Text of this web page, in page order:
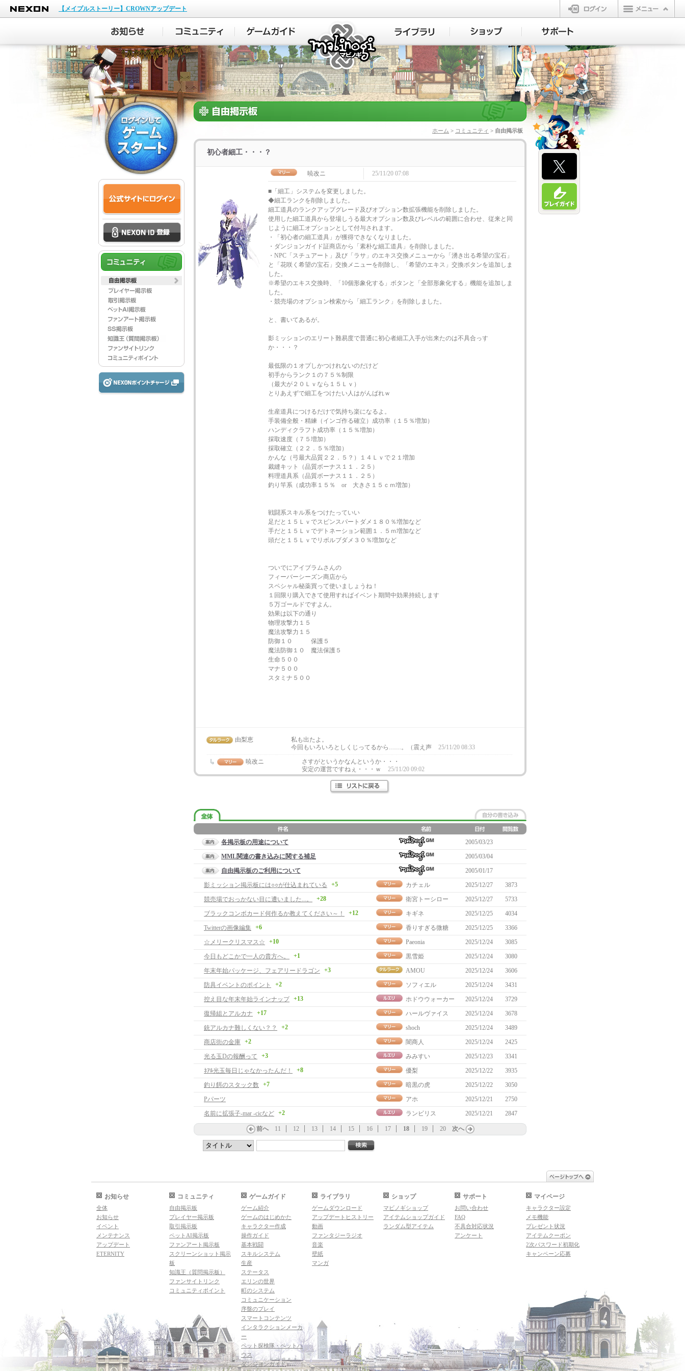
NEXON
【メイプルストーリー】CROWNアップデート
ログイン
マビノギ
ホーム > コミュニティ > 自由掲示板
初心者細工・・・？
暁改ニ 25/11/20 07:08
■「細工」システムを変更しました。
◆細工ランクを削除しました。
細工道具のランクアップグレード及びオプション数拡張機能を削除しました。
使用した細工道具から登場しうる最大オプション数及びレベルの範囲に合わせ、従来と同
じように細工オプションとして付与されます。
・「初心者の細工道具」が獲得できなくなりました。
・ダンジョンガイド証商店から「素朴な細工道具」を削除しました。
・NPC「スチュアート」及び「ラサ」のエキス交換メニューから「湧き出る希望の宝石」
と「花咲く希望の宝石」交換メニューを削除し、「希望のエキス」交換ボタンを追加しま
した。
※希望のエキス交換時、「10個形象化する」ボタンと「全部形象化する」機能を追加しま
した。
・競売場のオプション検索から「細工ランク」を削除しました。
と、書いてあるが。
影ミッションのエリート難易度で普通に初心者細工入手が出来たのは不具合っす
か・・・？
最低限の１オプしかつけれないのだけど
初手からランク１の７５％制限
（最大が２０Ｌｖなら１５Ｌｖ）
とりあえずで細工をつけたい人はがんばれｗ
生産道具につけるだけで気持ち楽になるよ。
手装備全般・精練（インゴ作る確立）成功率（１５％増加）
ハンディクラフト成功率（１５％増加）
採取速度（７５増加）
採取確立（２２．５％増加）
かんな（弓最大品質２２．５？）１４Ｌｖで２１増加
裁縫キット（品質ボーナス１１．２５）
料理道具系（品質ボーナス１１．２５）
釣り竿系（成功率１５％ or 大きさ１５ｃｍ増加）
戦闘系スキル系をつけたっていい
足だと１５Ｌｖでスピンスパートダメ１８０％増加など
手だと１５Ｌｖでデトネーション範囲１．５ｍ増加など
頭だと１５Ｌｖでリボルブダメ３０％増加など
ついでにアイブラムさんの
フィーバーシーズン商店から
スペシャル秘薬買って使いましょうね！
１回限り購入できて使用すればイベント期間中効果持続します
５万ゴールドですよん。
効果は以下の通り
物理攻撃力１５
魔法攻撃力１５
防御１０ 保護５
魔法防御１０ 魔法保護５
生命５００
マナ５００
スタミナ５００
由梨恵
私も出たよ。
今回もいろいろとしくじってるから……。（震え声
25/11/20 08:33
暁改ニ
さすがというかなんというか・・・
安定の運営ですねぇ・・・ｗ
25/11/20 09:02
各掲示板の用途について
2005/03/23
MML関連の書き込みに関する補足
2005/03/04
自由掲示板のご利用について
2005/01/17
影ミッション掲示板には○○が仕込まれている
+5 カチェル 2025/12/27
3873
競売場でおっかない目に遭いました...。
+28 衛宮トーシロー 2025/12/27
5733
ブラックコンボカード何作るか教えてください～！
+12 キギネ 2025/12/25
4034
Twitterの画像編集 +6 香りすぎる微糖 2025/12/25
3366
☆メリークリスマス☆
+10 Paeonia 2025/12/24
3085
今日もどこかで一人の貴方へ。
+1 黒雪姫 2025/12/24
3080
年末年始パッケージ、フェアリードラゴン
+3 AMOU 2025/12/24
3606
防具イベントのポイント
+2 ソフィエル 2025/12/24
3431
控え目な年末年始ラインナップ +13 ホドウウォーカー 2025/12/24
3729
復帰組とアルカナ
+17 ハールヴァイス 2025/12/24
3678
銃アルカナ難しくない？？
+2 shoch 2025/12/24
3489
商店街の金庫 +2 闇商人 2025/12/24
2425
光る玉Dの報酬って
+3 みみすい 2025/12/23
3341
ﾈｱﾙ光玉毎日じゃなかったんだ！
+8 優梨 2025/12/22
3935
釣り餌のスタック数
+7 暗黒の虎 2025/12/22
3050
Pパーツ
アホ 2025/12/21
2750
名前に拡張子-mar -cicなど +2 ランビリス 2025/12/21 2847
前へ 11 12 13 14 15 16 17 18 19 20 次へ
お知らせ
全体
お知らせ
イベント
メンテナンス
アップデート
ETERNITY
コミュニティ
自由掲示板
プレイヤー掲示板
取引掲示板
ペットAI掲示板
ファンアート掲示板
スクリーンショット掲示
板
知識王（質問掲示板）
ファンサイトリンク
コミュニティポイント
ゲームガイド
ゲーム紹介
ゲームのはじめかた
キャラクター作成
操作ガイド
基本戦闘
スキルシステム
生産
ステータス
エリンの世界
町のシステム
コミュニケーション
序盤のプレイ
スマートコンテンツ
インタラクションメーカ
ー
ペット探検隊・ペットハ
ウス
ダンジョンガイド
ライブラリ
ゲームダウンロード
アップデートヒストリー
動画
ファンタジーラジオ
音楽
壁紙
マンガ
ショップ
マビノギショップ
アイテムショップガイド
ランダム型アイテム
サポート
お問い合わせ
FAQ
不具合対応状況
アンケート
マイページ
キャラクター設定
メモ機能
プレゼント状況
アイテムクーポン
2次パスワード初期化
キャンペーン応募